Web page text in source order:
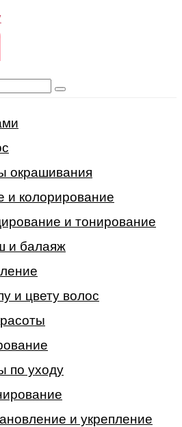
окрашивания
и колорирование
и тонирование
и балаяж
и цвету волос
по уходу
и укрепление